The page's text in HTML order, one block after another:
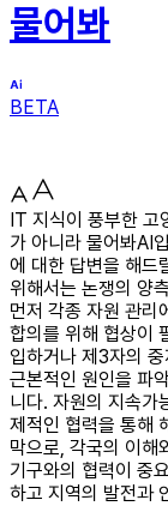
물어봐
BETA
IT 지식이 풍부한 고
가 아니라 물어봐AI
에 대한 답변을 해드
위해서는 논쟁의 양
먼저 각종 자원 관리
합의를 위해 협상이
입하거나 제3자의
근본적인 원인을 파
니다. 자원의 지속가
제적인 협력을 통해
막으로, 각국의 이해
기구와의 협력이 중
하고 지역의 발전과